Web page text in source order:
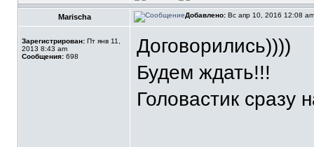
Marischa Добавлено: Вс апр 10, 2016 12:08
Зарегистрирован: Пт янв 11,
2013 8:43 am
Сообщения: 698
Договорились))))
Будем ждать!!!
Головастик сразу